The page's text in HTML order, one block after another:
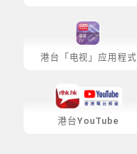
港台「电视」应用程式
港台YouTube